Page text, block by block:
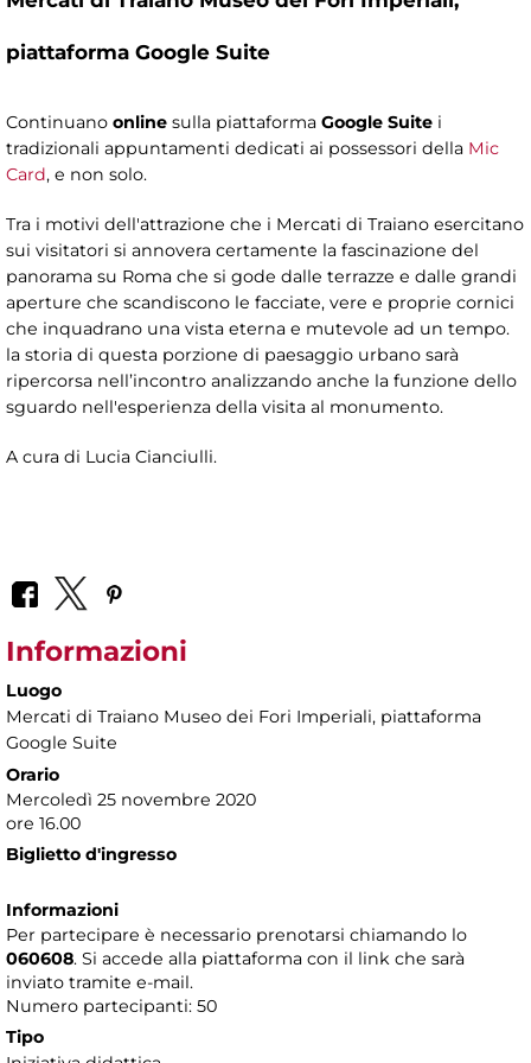
piattaforma Google Suite
Continuano online sulla piattaforma Google Suite i
tradizionali appuntamenti dedicati ai possessori della Mic
Card, e non solo.
Tra i motivi dell'attrazione che i Mercati di Traiano esercitano
sui visitatori si annovera certamente la fascinazione del
panorama su Roma che si gode dalle terrazze e dalle grandi
aperture che scandiscono le facciate, vere e proprie cornici
che inquadrano una vista eterna e mutevole ad un tempo.
la storia di questa porzione di paesaggio urbano sarà
ripercorsa nell’incontro analizzando anche la funzione dello
sguardo nell'esperienza della visita al monumento.
A cura di Lucia Cianciulli.
Informazioni
Luogo
Mercati di Traiano Museo dei Fori Imperiali, piattaforma
Google Suite
Orario
Mercoledì 25 novembre 2020
ore 16.00
Biglietto d'ingresso
Informazioni
Per partecipare è necessario prenotarsi chiamando lo
060608. Si accede alla piattaforma con il link che sarà
inviato tramite e-mail.
Numero partecipanti: 50
Tipo